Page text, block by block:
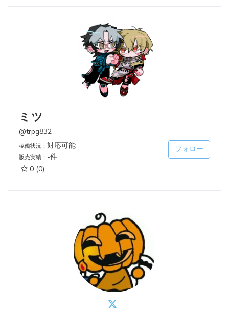
ミツ
@trpg832
稼働状況： 対応可能
販売実績： -件
0 (0)
フォロー